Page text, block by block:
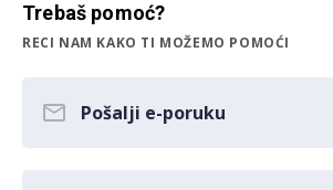
Trebaš pomoć?
RECI NAM KAKO TI MOŽEMO POMOĆI
Pošalji e-poruku